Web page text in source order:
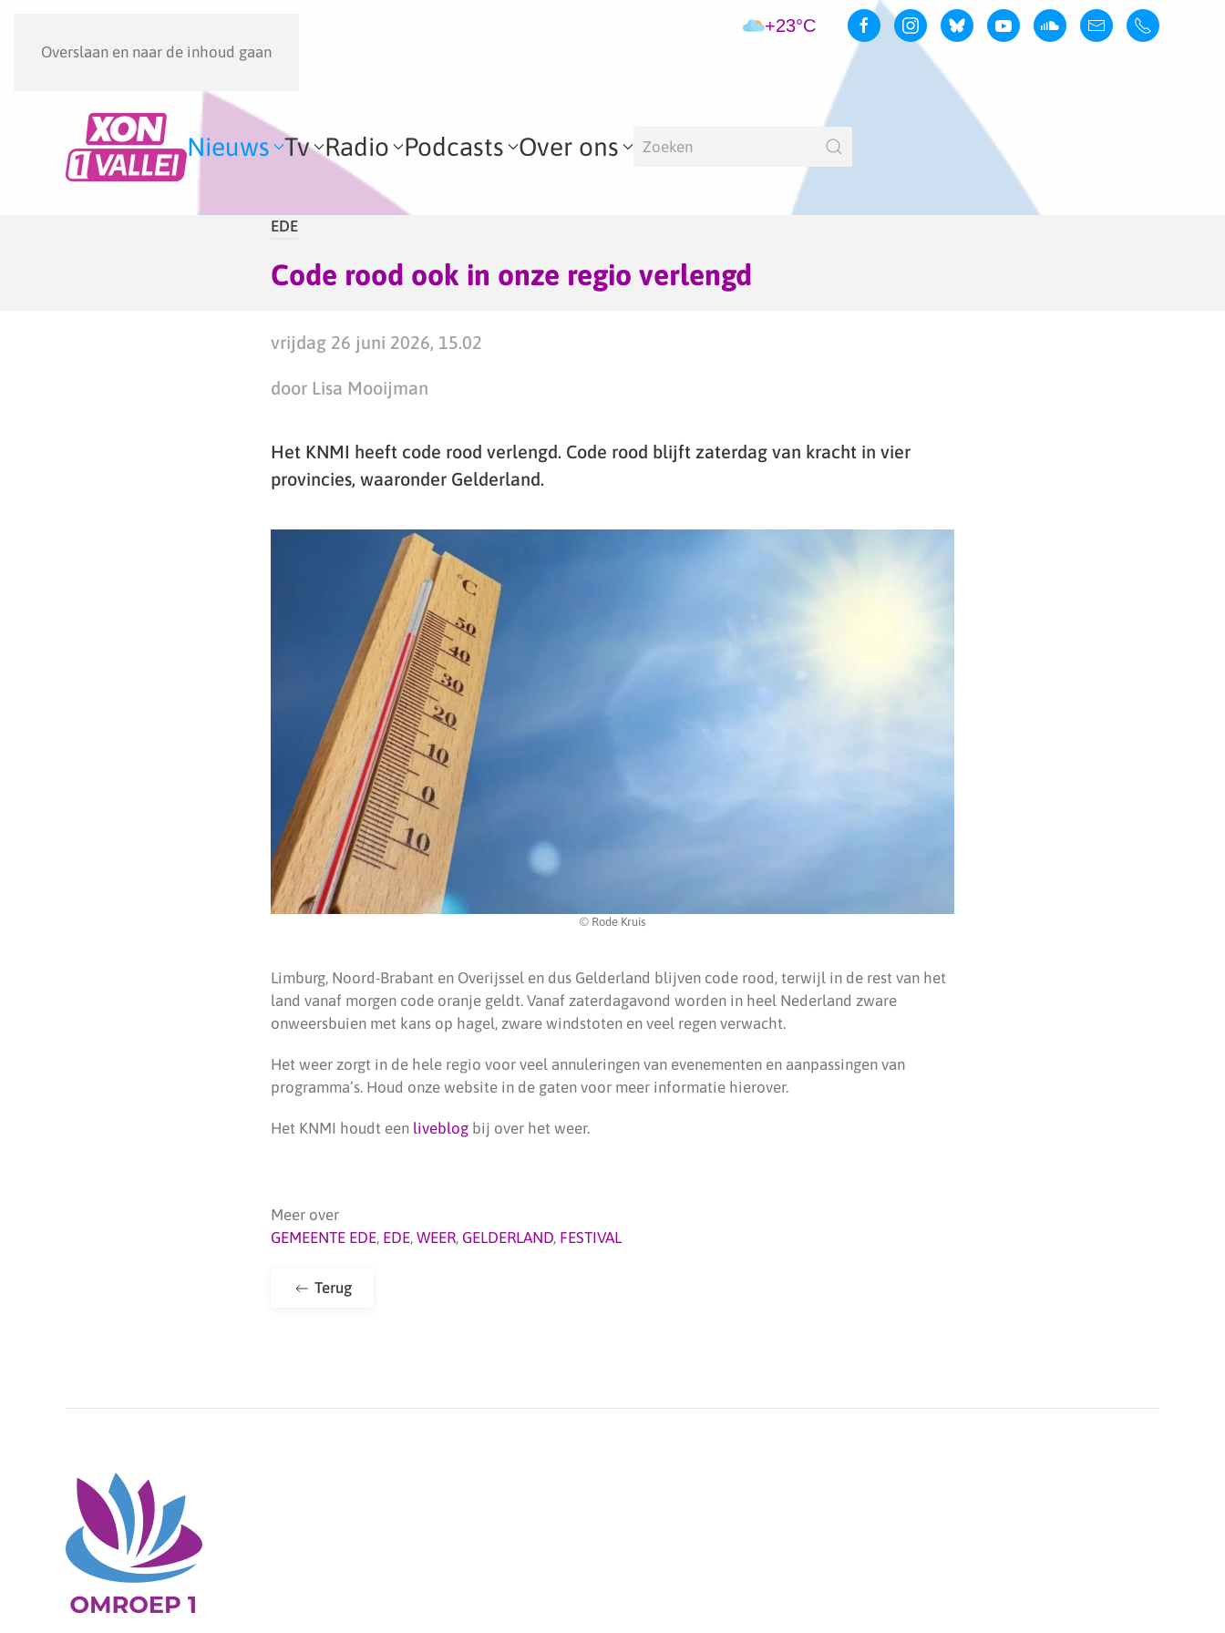
Overslaan en naar de inhoud gaan
+23°C
Nieuws Tv Radio Podcasts Over ons
EDE
Code rood ook in onze regio verlengd
vrijdag 26 juni 2026, 15.02
door Lisa Mooijman
Het KNMI heeft code rood verlengd. Code rood blijft zaterdag van kracht in vier
provincies, waaronder Gelderland.
© Rode Kruis
Limburg, Noord-Brabant en Overijssel en dus Gelderland blijven code rood, terwijl in de rest van het
land vanaf morgen code oranje geldt. Vanaf zaterdagavond worden in heel Nederland zware
onweersbuien met kans op hagel, zware windstoten en veel regen verwacht.
Het weer zorgt in de hele regio voor veel annuleringen van evenementen en aanpassingen van
programma’s. Houd onze website in de gaten voor meer informatie hierover.
Het KNMI houdt een liveblog bij over het weer.
Meer over
GEMEENTE EDE, EDE, WEER, GELDERLAND, FESTIVAL
Terug